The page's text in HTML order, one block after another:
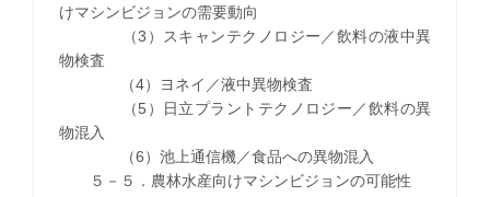
けマシンビジョンの需要動向
（3）スキャンテクノロジー／飲料の液中異
物検査
（4）ヨネイ／液中異物検査
（5）日立プラントテクノロジー／飲料の異
物混入
（6）池上通信機／食品への異物混入
５－５．農林水産向けマシンビジョンの可能性